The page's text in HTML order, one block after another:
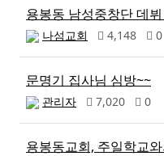
용봉동 남성중창단 데
나섬교회 4,148 0
문명기 집사님 심방~~
관리자 7,020 0
용봉동교회, 주일학교